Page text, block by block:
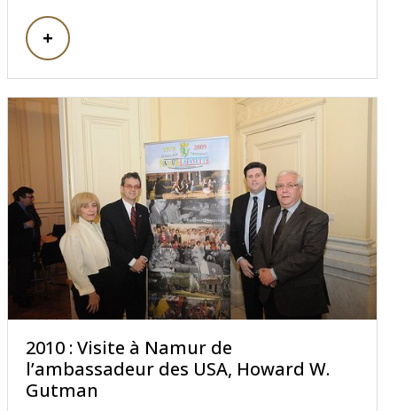
2010 : Visite à Namur de
l’ambassadeur des USA, Howard W.
Gutman